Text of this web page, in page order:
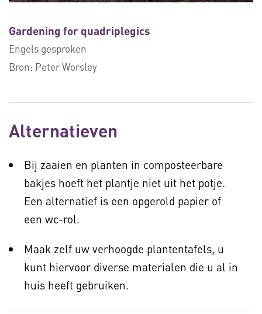
Gardening for quadriplegics
Engels gesproken
Bron: Peter Worsley
Alternatieven
Bij zaaien en planten in composteerbare
bakjes hoeft het plantje niet uit het potje.
Een alternatief is een opgerold papier of
een wc-rol.
Maak zelf uw verhoogde plantentafels, u
kunt hiervoor diverse materialen die u al in
huis heeft gebruiken.